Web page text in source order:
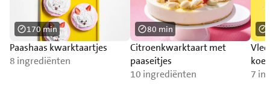
Paashaas kwarktaartjes
8 ingrediënten
170 min
Citroenkwarktaart met
paaseitjes
10 ingrediënten
80 min
7